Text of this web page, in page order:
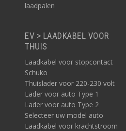
laadpalen
EV > LAADKABEL VOOR
THUIS
Laadkabel voor stopcontact
Schuko
Thuislader voor 220-230 volt
Lader voor auto Type 1
Lader voor auto Type 2
Selecteer uw model auto
Laadkabel voor krachtstroom